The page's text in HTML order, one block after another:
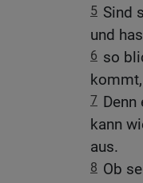
5 Sind
und
6 so
7 Denn
kann
aus.
8 Ob